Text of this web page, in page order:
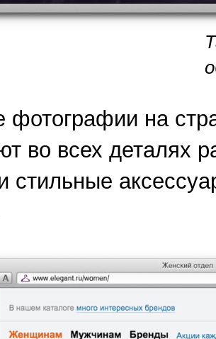
на
во всех деталях
стильные